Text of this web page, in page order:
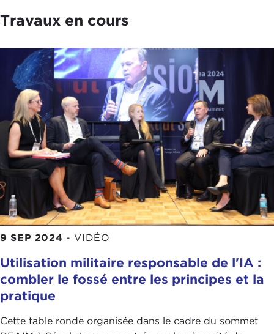
Travaux en cours
9 SEP 2024 - VIDÉO
Utilisation militaire responsable de l'IA :
combler le fossé entre les principes et la
pratique
Cette table ronde organisée dans le cadre du sommet